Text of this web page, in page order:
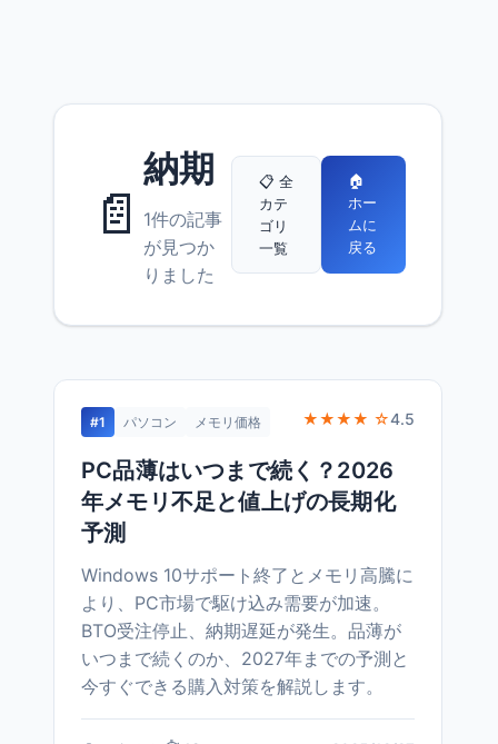
📄
納期
1件の記事
が見つか
りました
📋 全
カテ
ゴリ
一覧
🏠
ホー
ムに
戻る
#1 パソコン メモリ価格 ★★★★ ☆4.5
PC品薄はいつまで続く？2026
年メモリ不足と値上げの長期化
予測
Windows 10サポート終了とメモリ高騰に
より、PC市場で駆け込み需要が加速。
BTO受注停止、納期遅延が発生。品薄が
いつまで続くのか、2027年までの予測と
今すぐできる購入対策を解説します。